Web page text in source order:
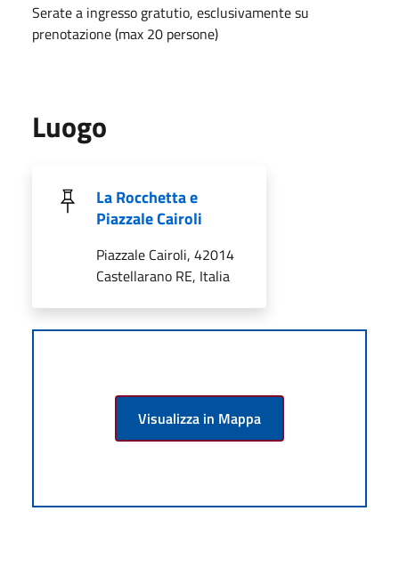
Serate a ingresso gratutio, esclusivamente su
prenotazione (max 20 persone)
Luogo
La Rocchetta e
Piazzale Cairoli
Piazzale Cairoli, 42014
Castellarano RE, Italia
Visualizza in Mappa